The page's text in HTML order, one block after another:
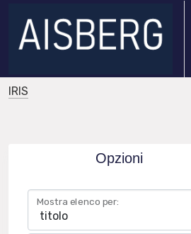
IRIS
Opzioni
Mostra elenco per: